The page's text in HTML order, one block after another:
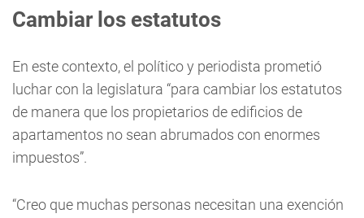
Cambiar los estatutos
En este contexto, el político y periodista prometió
luchar con la legislatura “para cambiar los estatutos
de manera que los propietarios de edificios de
apartamentos no sean abrumados con enormes
impuestos”.
“Creo que muchas personas necesitan una exención